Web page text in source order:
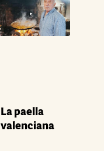
La paella
valenciana